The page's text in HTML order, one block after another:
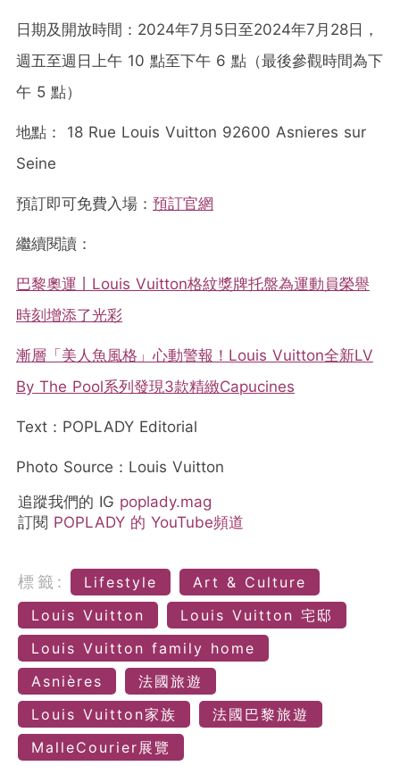
日期及開放時間：2024年7月5日至2024年7月28日，
週五至週日上午 10 點至下午 6 點（最後參觀時間為下
午 5 點）
地點： 18 Rue Louis Vuitton 92600 Asnieres sur
Seine
預訂即可免費入場： 預訂官網
繼續閱讀：
巴黎奧運丨Louis Vuitton格紋獎牌托盤為運動員榮譽
時刻增添了光彩
漸層「美人魚風格」心動警報！Louis Vuitton全新LV
By The Pool系列發現3款精緻Capucines
Text：POPLADY Editorial
Photo Source：Louis Vuitton
追蹤我們的 IG poplady.mag
訂閱 POPLADY 的 YouTube頻道
標籤: Lifestyle
Art & Culture
Louis Vuitton
Louis Vuitton 宅邸
Louis Vuitton family home
Asnières
法國旅遊
Louis Vuitton家族
法國巴黎旅遊
MalleCourier展覽